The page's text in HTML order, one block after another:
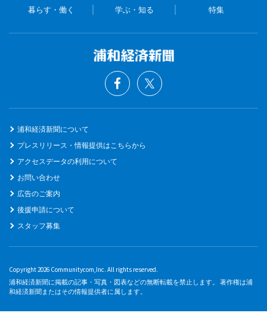
暮らす・働く 学ぶ・知る 特集
浦和経済新聞について
プレスリリース・情報提供はこちらから
アクセスデータの利用について
お問い合わせ
広告のご案内
後援申請について
スタッフ募集
Copyright 2026 Communitycom,Inc. All rights reserved.
浦和経済新聞に掲載の記事・写真・図表などの無断転載を禁止します。 著作権は浦
和経済新聞またはその情報提供者に属します。